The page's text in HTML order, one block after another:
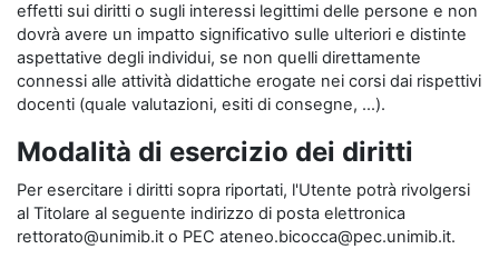
effetti sui diritti o sugli interessi legittimi delle persone e non
dovrà avere un impatto significativo sulle ulteriori e distinte
aspettative degli individui, se non quelli direttamente
connessi alle attività didattiche erogate nei corsi dai rispettivi
docenti (quale valutazioni, esiti di consegne, …).
Modalità di esercizio dei diritti
Per esercitare i diritti sopra riportati, l'Utente potrà rivolgersi
al Titolare al seguente indirizzo di posta elettronica
rettorato@unimib.it o PEC ateneo.bicocca@pec.unimib.it.